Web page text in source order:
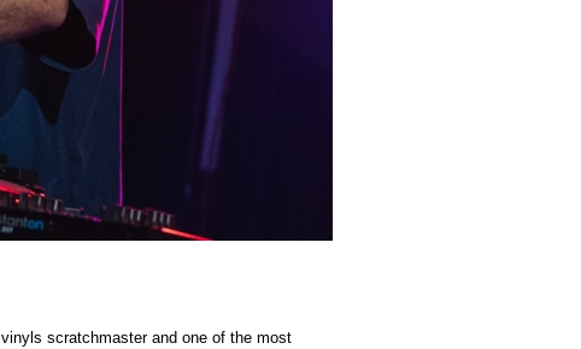
scratchmaster and one of the most